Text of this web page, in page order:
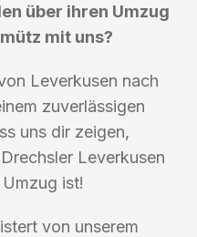
über ihren Umzug
mit uns?
Leverkusen nach
zuverlässigen
uns dir zeigen,
Leverkusen
ist!
von unserem